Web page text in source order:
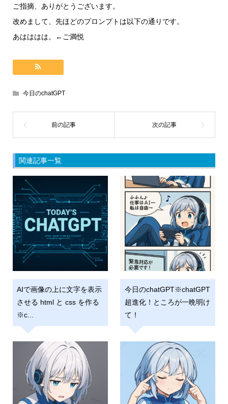
ご指摘、ありがとうございます。
改めまして、先ほどのプロンプトは以下の通りです。
あはははは。←ご満悦
今日のchatGPT
関連記事一覧
AIで画像の上に文字を表示
させる html と css を作る
※c...
今日のchatGPT※chatGPT
超進化！ところが一晩明け
て！